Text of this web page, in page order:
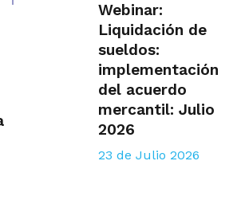
Webinar:
Liquidación de
sueldos:
implementación
del acuerdo
mercantil: Julio
2026
23 de Julio 2026